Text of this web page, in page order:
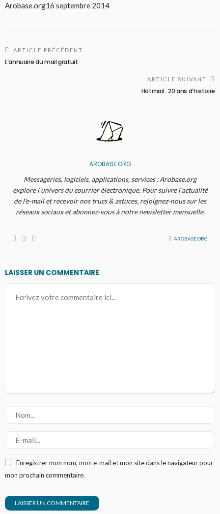
Arobase.org16 septembre 2014
ARTICLE PRÉCÉDENT
L’annuaire du mail gratuit
ARTICLE SUIVANT
Hotmail : 20 ans d’histoire
AROBASE.ORG
Messageries, logiciels, applications, services : Arobase.org
explore l'univers du courrier électronique. Pour suivre l'actualité
de l'e-mail et recevoir nos trucs & astuces, rejoignez-nous sur les
réseaux sociaux et abonnez-vous à notre newsletter mensuelle.
AROBASE.ORG
LAISSER UN COMMENTAIRE
Enregistrer mon nom, mon e-mail et mon site dans le navigateur pour
mon prochain commentaire.